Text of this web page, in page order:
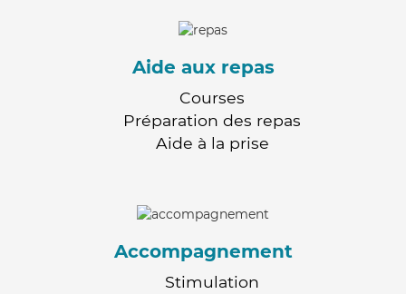
Aide aux repas
Courses
Préparation des repas
Aide à la prise
Accompagnement
Stimulation